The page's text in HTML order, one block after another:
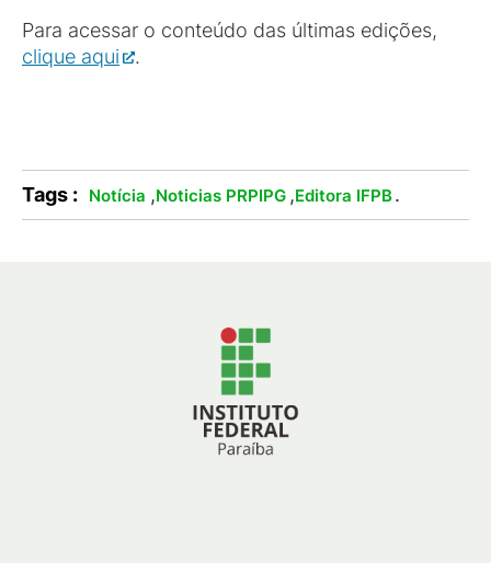
Para acessar o conteúdo das últimas edições,
clique aqui
.
Tags : Notícia ,Noticias PRPIPG ,Editora IFPB.